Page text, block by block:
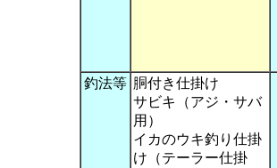
釣法等 胴付き仕掛け
サビキ（アジ・サバ
用）
イカのウキ釣り仕掛
け（テーラー仕掛